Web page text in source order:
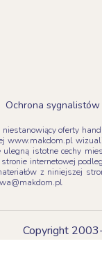
Ochrona sygnalistów
oferty
www.makdom.pl
istotne cechy
internetowej
z niniejszej
Copyright